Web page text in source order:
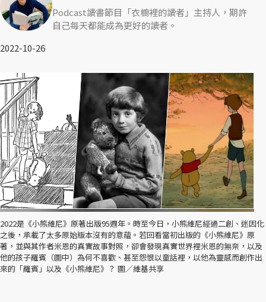
Podcast讀書節目「衣櫥裡的讀者」主持人，期許
自己每天都能成為更好的讀者。
2022-10-26
2022是《小熊維尼》原著出版95週年。時至今日，小熊維尼經過二創、迷因化
之後，承載了太多原始版本沒有的意蘊。若回看當初出版的《小熊維尼》原
著，並與其作者米恩的真實故事對照，卻會發現真實世界裡米恩的無奈，以及
他的孩子羅賓（圖中）為何不喜歡、甚至怨恨以童話裡，以他為靈感而創作出
來的「羅賓」以及《小熊維尼》？ 圖／維基共享